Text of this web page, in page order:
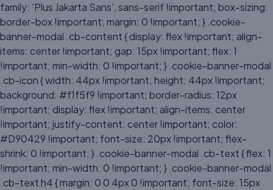
family: 'Plus Jakarta Sans', sans-serif !important; box-sizing:
border-box !important; margin: 0 !important; } .cookie-
banner-modal .cb-content { display: flex !important; align-
items: center !important; gap: 15px !important; flex: 1
!important; min-width: 0 !important; } .cookie-banner-modal
.cb-icon { width: 44px !important; height: 44px !important;
background: #f1f5f9 !important; border-radius: 12px
!important; display: flex !important; align-items: center
!important; justify-content: center !important; color:
#D90429 !important; font-size: 20px !important; flex-
shrink: 0 !important; } .cookie-banner-modal .cb-text { flex: 1
!important; min-width: 0 !important; } .cookie-banner-modal
.cb-text h4 { margin: 0 0 4px 0 !important; font-size: 15px